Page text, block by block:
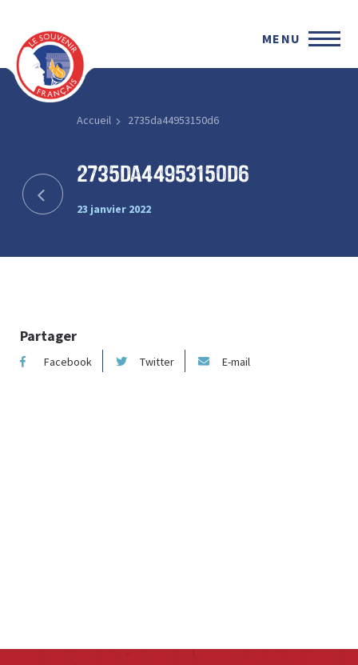
MENU
Accueil 2735da44953150d6
2735da44953150d6
23 janvier 2022
Partager
Facebook Twitter E-mail